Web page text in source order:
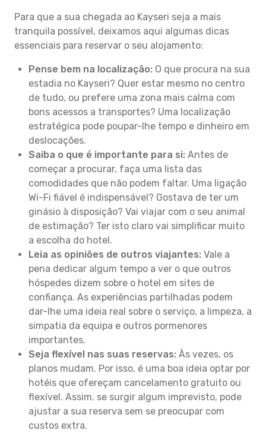
Para que a sua chegada ao Kayseri seja a mais
tranquila possível, deixamos aqui algumas dicas
essenciais para reservar o seu alojamento:
Pense bem na localização: O que procura na sua
estadia no Kayseri? Quer estar mesmo no centro
de tudo, ou prefere uma zona mais calma com
bons acessos a transportes? Uma localização
estratégica pode poupar-lhe tempo e dinheiro em
deslocações.
Saiba o que é importante para si: Antes de
começar a procurar, faça uma lista das
comodidades que não podem faltar. Uma ligação
Wi-Fi fiável é indispensável? Gostava de ter um
ginásio à disposição? Vai viajar com o seu animal
de estimação? Ter isto claro vai simplificar muito
a escolha do hotel.
Leia as opiniões de outros viajantes: Vale a
pena dedicar algum tempo a ver o que outros
hóspedes dizem sobre o hotel em sites de
confiança. As experiências partilhadas podem
dar-lhe uma ideia real sobre o serviço, a limpeza, a
simpatia da equipa e outros pormenores
importantes.
Seja flexível nas suas reservas: Às vezes, os
planos mudam. Por isso, é uma boa ideia optar por
hotéis que ofereçam cancelamento gratuito ou
flexível. Assim, se surgir algum imprevisto, pode
ajustar a sua reserva sem se preocupar com
custos extra.